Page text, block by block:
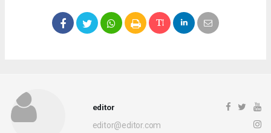
editor
editor@editor.com